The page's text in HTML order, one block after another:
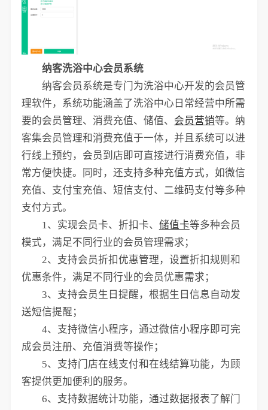
纳客洗浴中心会员系统
纳客会员系统是专门为洗浴中心开发的会员管
理软件，系统功能涵盖了洗浴中心日常经营中所需
要的会员管理、消费充值、储值、 会员营销等。纳
客集会员管理和消费充值于一体，并且系统可以进
行线上预约，会员到店即可直接进行消费充值，非
常方便快捷。同时，还支持多种充值方式，如微信
充值、支付宝充值、短信支付、二维码支付等多种
支付方式。
1、实现会员卡、折扣卡、 储值卡等多种会员
模式，满足不同行业的会员管理需求；
2、支持会员折扣优惠管理，设置折扣规则和
优惠条件，满足不同行业的会员优惠需求；
3、支持会员生日提醒，根据生日信息自动发
送短信提醒；
4、支持微信小程序，通过微信小程序即可完
成会员注册、充值消费等操作；
5、支持门店在线支付和在线结算功能，为顾
客提供更加便利的服务。
6、支持数据统计功能，通过数据报表了解门